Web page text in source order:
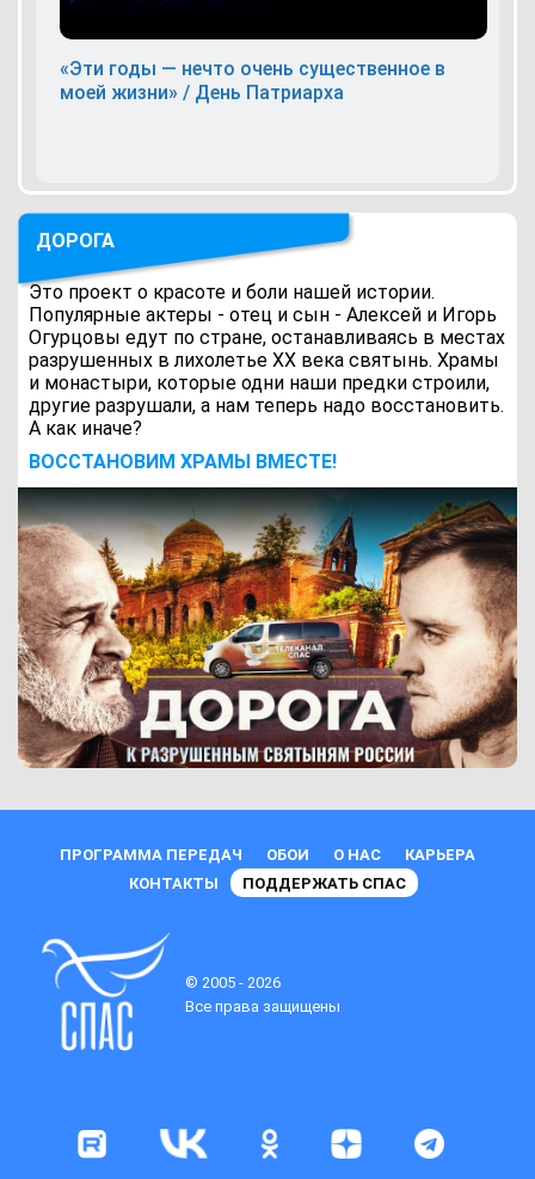
«Эти годы — нечто очень существенное в
моей жизни» / День Патриарха
ДОРОГА
Это проект о красоте и боли нашей истории.
Популярные актеры - отец и сын - Алексей и Игорь
Огурцовы едут по стране, останавливаясь в местах
разрушенных в лихолетье ХХ века святынь. Храмы
и монастыри, которые одни наши предки строили,
другие разрушали, а нам теперь надо восстановить.
А как иначе?
ВОCСТАНОВИМ ХРАМЫ ВМЕСТЕ!
ПРОГРАММА ПЕРЕДАЧ ОБОИ О НАС
КАРЬЕРА
КОНТАКТЫ
ПОДДЕРЖАТЬ СПАС
© 2005 - 2026
Все права защищены